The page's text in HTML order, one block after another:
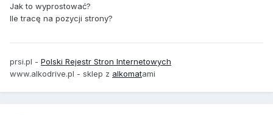
Jak to wyprostować?
Ile tracę na pozycji strony?
prsi.pl - Polski Rejestr Stron Internetowych
www.alkodrive.pl - sklep z alkomatami